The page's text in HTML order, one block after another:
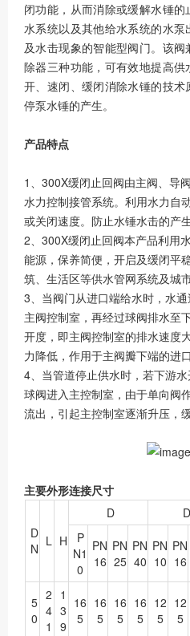
闭功能，从而消除或缓解水锤
水系统以及其他给水系统的水
及水击现象的智能型阀门。该
除器三种功能，可有效地提高
开、速闭、缓闭消除水锤的技
停泵水锤的产生。
产品特点
1、300X缓闭止回阀由主阀、导
水力控制接管系统。利用水力自
或关闭速度。防止水锤水击的产
2、300X缓闭止回阀本产品利用
能源，保养简便，开启及缓闭平
筑、生活区等供水管网系统及城
3、当阀门从进口端给水时，水
主阀控制室，再经过球阀排水至
开度，即主阀控制室的排水速度
力降低，作用于主阀瓣下端的进
4、当管道停止供水时，若下游
球阀进入主控制室，由于单向阀
流出，引起主控制室逐渐升压，
主要外形连接尺寸
D
N L H
D
P
N1
0
PN
16
PN
25
PN
40
PN
10
PN
16
5
0
2
4
1
1
3
9
16
5
16
5
16
5
16
5
12
5
12
5